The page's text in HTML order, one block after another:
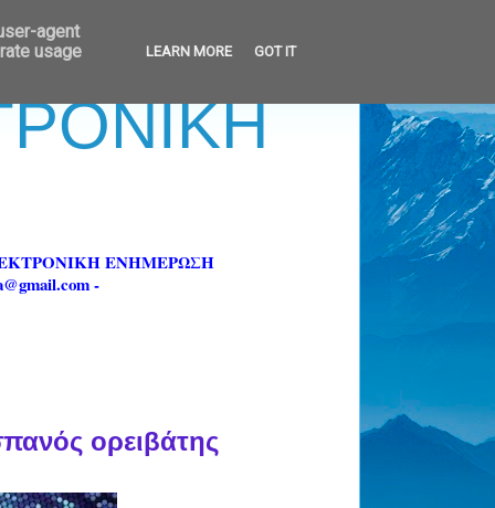
ΕΝΗΜΕΡΩΣΗ
-
ορειβάτης
agent
usage
LEARN MORE GOT IT